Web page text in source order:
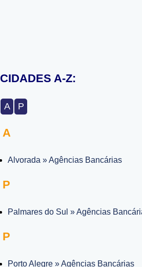
CIDADES A-Z:
A P
A
Alvorada » Agências Bancárias
P
Palmares do Sul » Agências
P
Porto Alegre » Agências Bancárias